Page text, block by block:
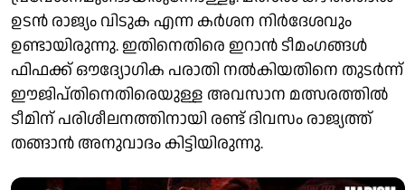
ഉടൻ രാജ്യം വിടുക എന്ന കർശന നിർദേശവും
ഉണ്ടായിരുന്നു. ഇതിനെതിരെ ഇറാൻ ടീമം​ഗങ്ങൾ
ഫിഫക്ക് ഔദ്യോ​ഗിക പരാതി നൽകിയതിനെ തുടർന്ന്
ഈജിപ്തിനെതിരെയുള്ള അവസാന മത്സരത്തിൽ
ടീമിന് പരിശീലനത്തിനായി രണ്ട് ദിവസം രാജ്യത്ത്
തങ്ങാൻ അനുവാദം കിട്ടിയിരുന്നു.